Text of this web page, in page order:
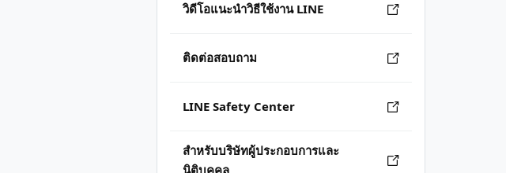
วิดีโอแนะนำวิธีใช้งาน LINE
ติดต่อสอบถาม
LINE Safety Center
สำหรับบริษัทผู้ประกอบการและ
นิติบุคคล